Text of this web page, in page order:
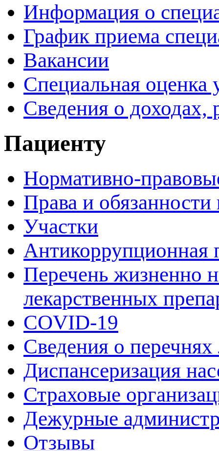
Информация о
График приема
Вакансии
Специальная оценка
Сведения о доходах,
Пациенту
Нормативно-
Права и
Участки
Антикоррупционная
Перечень жизненно
лекарственных
COVID-19
Сведения о перечнях
Диспансеризация
Страховые
Дежурные
Отзывы